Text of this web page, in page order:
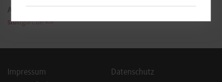
Ansprechpartner:
stuttgart.de
Impressum
Datenschutz